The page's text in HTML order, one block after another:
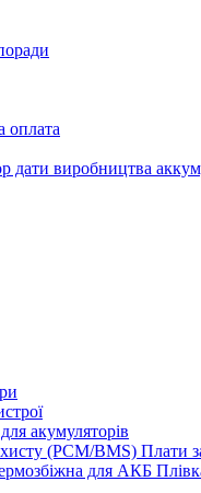
оплата
дати виробництва
акумуляторів
Плати